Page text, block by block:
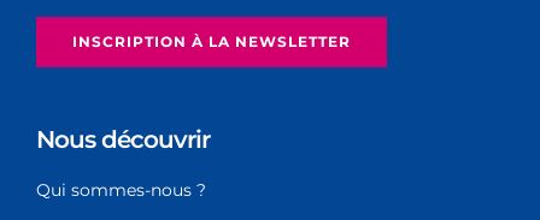
INSCRIPTION À LA NEWSLETTER
Nous découvrir
Qui sommes-nous ?